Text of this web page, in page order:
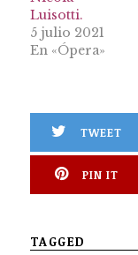
Luisotti.
5 julio 2021
En «Ópera»
TWEET
PIN IT
TAGGED